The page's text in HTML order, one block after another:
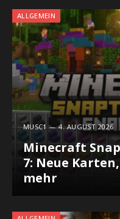
ALLGEMEIN
MUSC1 4. AUGUST 2026
Minecraft
7: Neue
mehr